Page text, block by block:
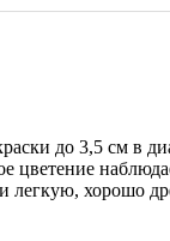
до 3,5 см в
цветение
легкую, хорошо